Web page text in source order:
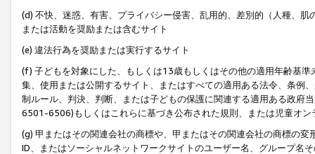
(d) 不快、迷惑、有害、プライバシー侵害、乱用的、差別的（人種、
または活動を奨励または含むサイト
(e) 違法行為を奨励または実行するサイト
(f) 子どもを対象にした、もしくは13歳もしくはその他の適用年齢基
集、使用または公開するサイト、またはすべての適用ある法令、条例
制ルール、判決、判断、または子どもの保護に関連する適用ある政府
6501-6506)もしくはこれらに基づき公布された規則、または児童オン
(g) 甲またはその関連会社の商標や、甲またはその関連会社の商標の
ID、またはソーシャルネットワークサイトのユーザー名、グループ名